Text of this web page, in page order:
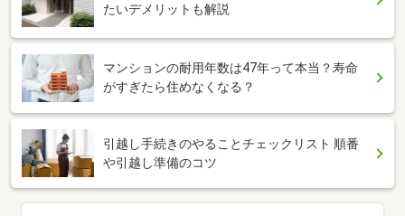
たいデメリットも解説
マンションの耐用年数は47年って本当？寿命
がすぎたら住めなくなる？
引越し手続きのやることチェックリスト 順番
や引越し準備のコツ